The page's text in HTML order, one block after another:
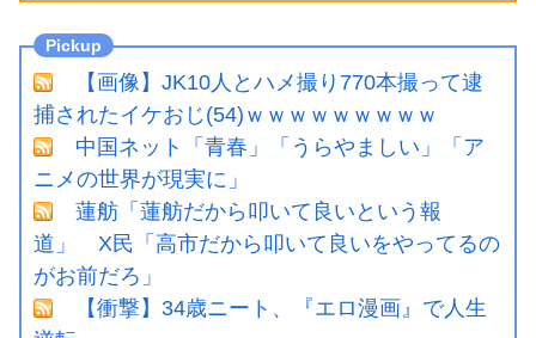
【画像】JK10人とハメ撮り770本撮って逮
捕されたイケおじ(54)ｗｗｗｗｗｗｗｗｗ
中国ネット「青春」「うらやましい」「ア
ニメの世界が現実に」
蓮舫「蓮舫だから叩いて良いという報
道」 X民「高市だから叩いて良いをやってるの
がお前だろ」
【衝撃】34歳ニート、『エロ漫画』で人生